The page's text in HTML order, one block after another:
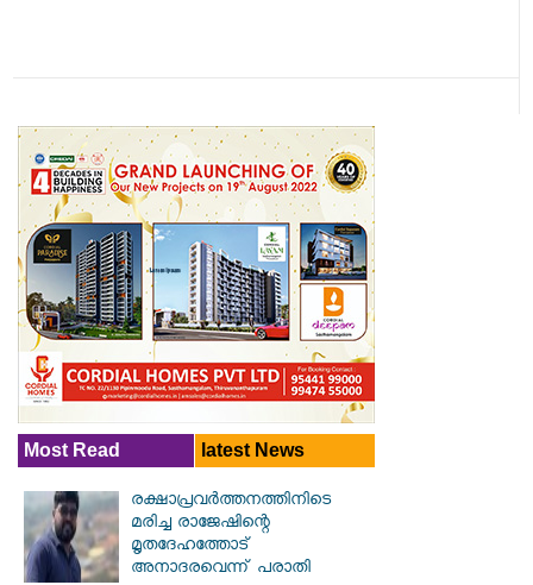
Most Read latest News
രക്ഷാപ്രവര്‍ത്തനത്തിനിടെ
മരിച്ച രാജേഷിന്റെ
മൃതദേഹത്തോട്
അനാദരവെന്ന് പരാതി